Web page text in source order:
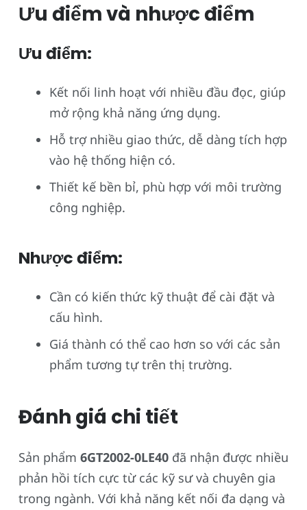
Ưu điểm và nhược điểm
Ưu điểm:
Kết nối linh hoạt với nhiều đầu đọc, giúp
mở rộng khả năng ứng dụng.
Hỗ trợ nhiều giao thức, dễ dàng tích hợp
vào hệ thống hiện có.
Thiết kế bền bỉ, phù hợp với môi trường
công nghiệp.
Nhược điểm:
Cần có kiến thức kỹ thuật để cài đặt và
cấu hình.
Giá thành có thể cao hơn so với các sản
phẩm tương tự trên thị trường.
Đánh giá chi tiết
Sản phẩm 6GT2002-0LE40 đã nhận được nhiều
phản hồi tích cực từ các kỹ sư và chuyên gia
trong ngành. Với khả năng kết nối đa dạng và